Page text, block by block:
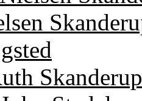
Skanderup